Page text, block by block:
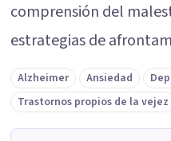
comprensión del
estrategias de
Alzheimer Ansiedad
Trastornos propios de la vejez